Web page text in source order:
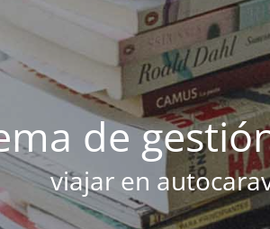
de
viajar en